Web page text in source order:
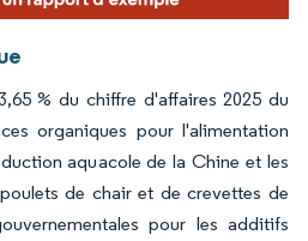
% du chiffre d'affaires 2025 du
organiques pour l'alimentation
aquacole de la Chine et les
de chair et de crevettes de
pour les additifs